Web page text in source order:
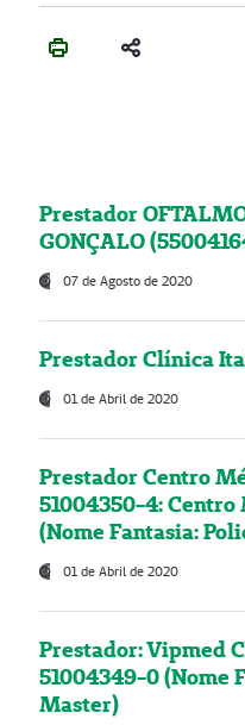
Prestador
GONÇALO
07 de Agosto de 2020
Prestador Clínica
01 de Abril de 2020
Prestador Centro
51004350-4:
(Nome Fantasia:
01 de Abril de 2020
Prestador: Vipmed
51004349-0 (Nome
Master)